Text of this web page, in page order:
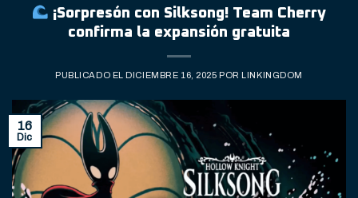
¡Sorpresón con Silksong! Team Cherry
confirma la expansión gratuita
PUBLICADO EL DICIEMBRE 16, 2025 POR LINKINGDOM
16
Dic